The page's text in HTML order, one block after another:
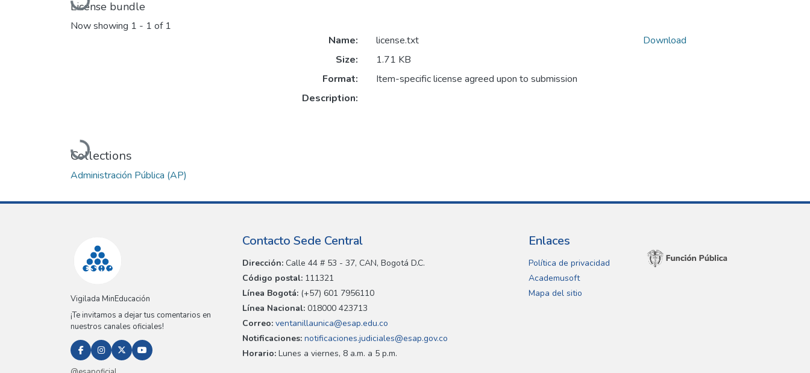
License bundle
Now showing 1 - 1 of 1
Loading...
Name:
license.txt
Size:
1.71 KB
Format:
Item-specific license agreed upon to submission
Description:
Download
Collections
Administración Pública (AP)
Vigilada MinEducación
¡Te invitamos a dejar tus comentarios en
nuestros canales oficiales!
Contacto Sede Central
Dirección: Calle 44 # 53 - 37, CAN, Bogotá D.C.
Código postal: 111321
Línea Bogotá: (+57) 601 7956110
Línea Nacional: 018000 423713
Correo: ventanillaunica@esap.edu.co
Notificaciones: notificaciones.judiciales@esap.gov.co
Horario: Lunes a viernes, 8 a.m. a 5 p.m.
Enlaces
Política de privacidad
Academusoft
Mapa del sitio